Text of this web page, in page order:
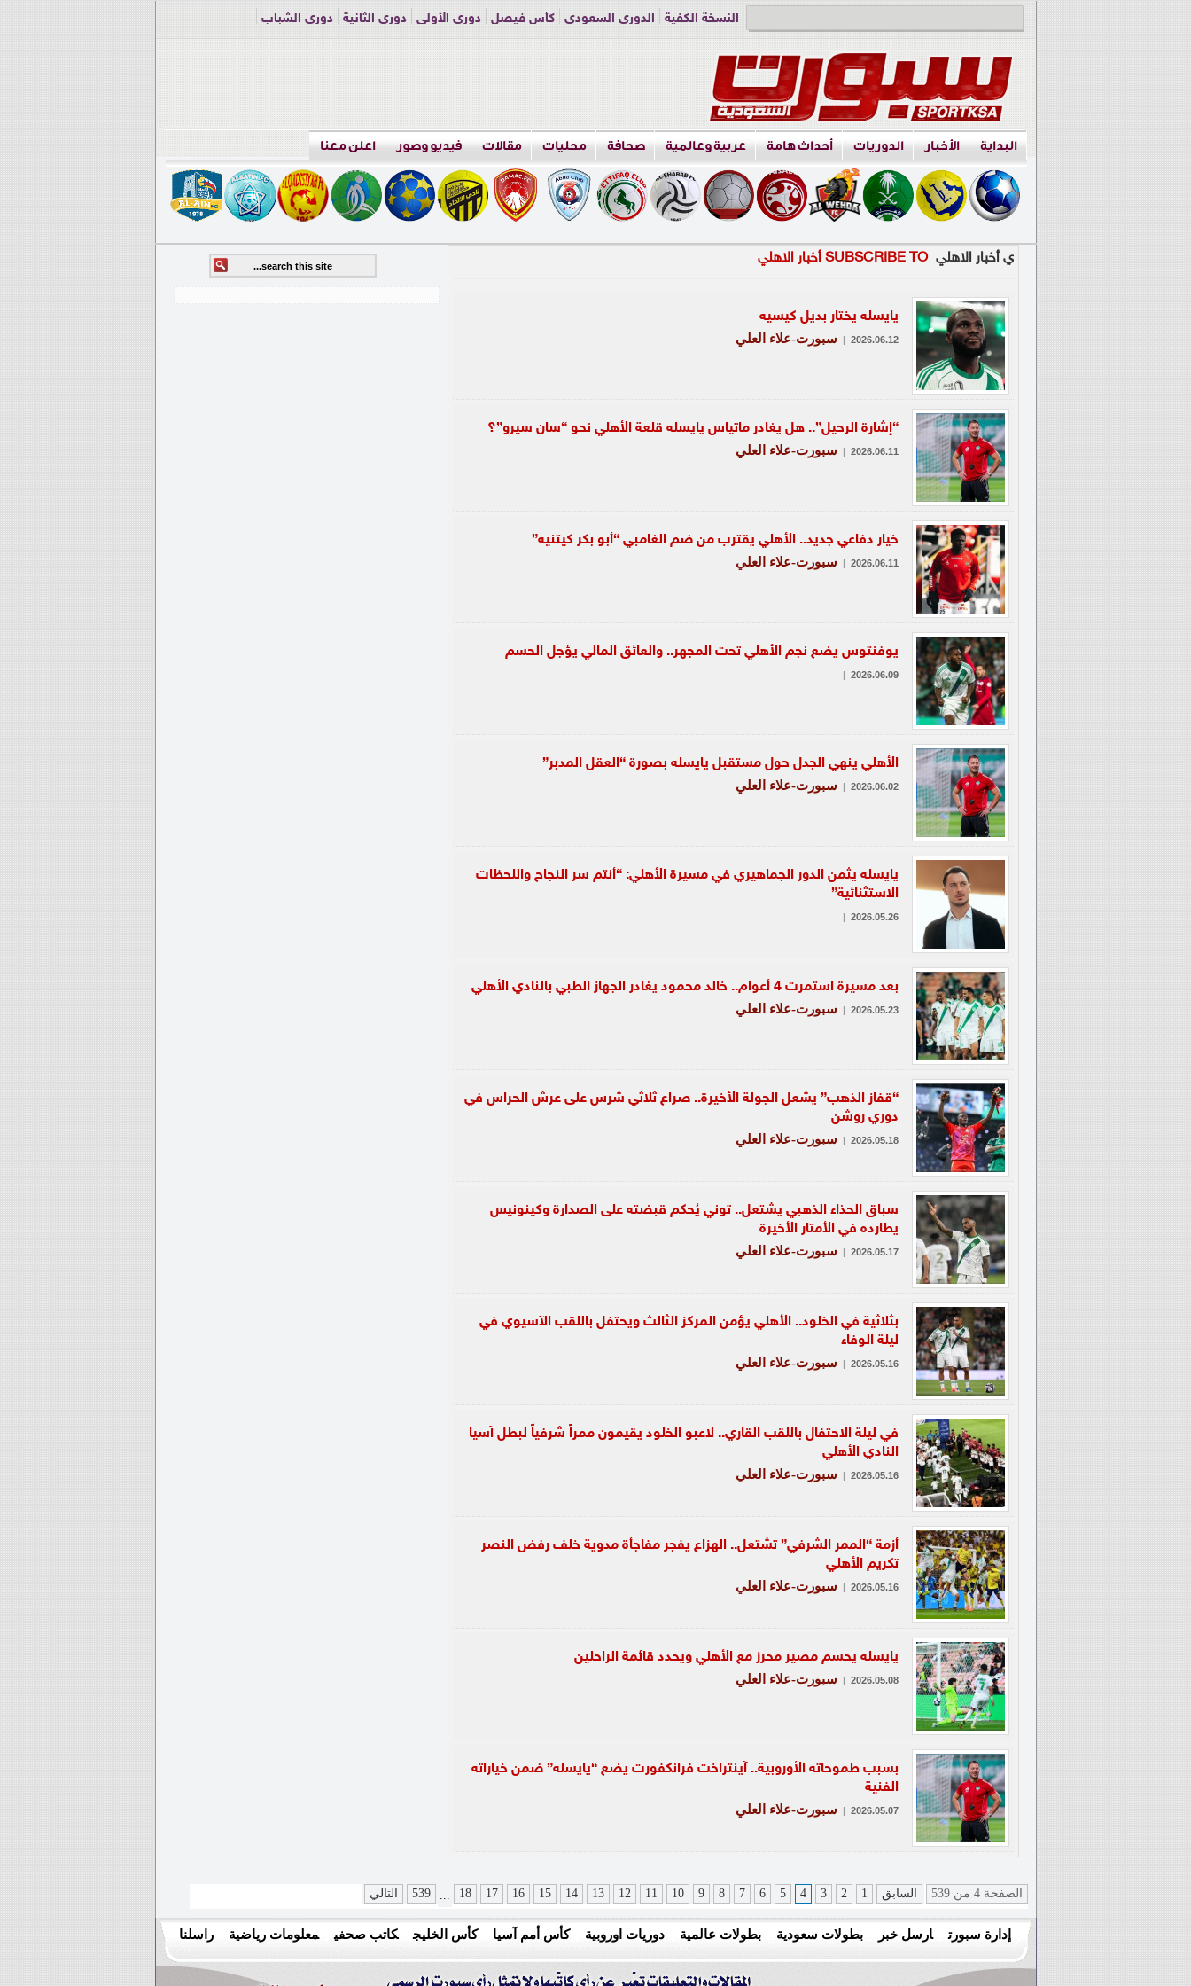
النسخة الكفية الدوري السعودي كأس فيصل دوري الأولى دوري الثانية
دوري الشباب
البداية الأخبار الدوريات أحداث هامة عربية وعالمية صحافة محليات مقالات فيديو وصور اعلن معنا
ي أخبار الاهلي SUBSCRIBE TO أخبار الاهلي
يايسله يختار بديل كيسيه
2026.06.12
| سبورت-علاء العلي
“إشارة الرحيل”.. هل يغادر ماتياس يايسله قلعة الأهلي نحو “سان سيرو”؟
2026.06.11
| سبورت-علاء العلي
خيار دفاعي جديد.. الأهلي يقترب من ضم الغامبي “أبو بكر كيتنيه”
2026.06.11
| سبورت-علاء العلي
يوفنتوس يضع نجم الأهلي تحت المجهر.. والعائق المالي يؤجل الحسم
2026.06.09
|
الأهلي ينهي الجدل حول مستقبل يايسله بصورة “العقل المدبر”
2026.06.02
| سبورت-علاء العلي
​يايسله يثمن الدور الجماهيري في مسيرة الأهلي: “أنتم سر النجاح واللحظات
الاستثنائية”
2026.05.26
|
بعد مسيرة استمرت 4 أعوام.. خالد محمود يغادر الجهاز الطبي بالنادي الأهلي
2026.05.23
| سبورت-علاء العلي
“قفاز الذهب” يشعل الجولة الأخيرة.. صراع ثلاثي شرس على عرش الحراس في
دوري روشن
2026.05.18
| سبورت-علاء العلي
سباق الحذاء الذهبي يشتعل.. توني يُحكم قبضته على الصدارة وكينونيس
يطارده في الأمتار الأخيرة
2026.05.17
| سبورت-علاء العلي
بثلاثية في الخلود.. الأهلي يؤمن المركز الثالث ويحتفل باللقب الآسيوي في
ليلة الوفاء
2026.05.16
| سبورت-علاء العلي
في ليلة الاحتفال باللقب القاري.. لاعبو الخلود يقيمون ممراً شرفياً لبطل آسيا
النادي الأهلي
2026.05.16
| سبورت-علاء العلي
أزمة “الممر الشرفي” تشتعل.. الهزاع يفجر مفاجأة مدوية خلف رفض النصر
تكريم الأهلي
2026.05.16
| سبورت-علاء العلي
يايسله يحسم مصير محرز مع الأهلي ويحدد قائمة الراحلين
2026.05.08
| سبورت-علاء العلي
بسبب طموحاته الأوروبية.. آينتراخت فرانكفورت يضع “يايسله” ضمن خياراته
الفنية
2026.05.07
| سبورت-علاء العلي
الصفحة 4 من 539 السابق 1
2
3
4
5
6
7
8
9
10
11
12
13
14
15
16
17
18
...
539 التالي
إدارة سبورت ارسل خبر بطولات سعودية بطولات عالمية دوريات اوروبية كأس أمم آسيا كأس الخليج كاتب صحفي معلومات رياضية راسلنا